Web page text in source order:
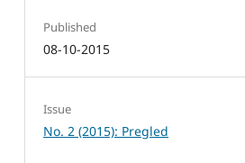
Published
08-10-2015
Issue
No. 2 (2015): Pregled